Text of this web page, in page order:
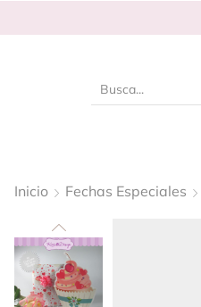
Inicio Fechas Especiales